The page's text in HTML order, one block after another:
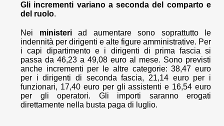
Gli incrementi variano a seconda del comparto e
del ruolo.
Nei ministeriad aumentare sono soprattutto le
indennità per dirigenti e alte figure amministrative. Per
i capi dipartimento e i dirigenti di prima fascia si
passa da 46,23 a 49,08 euro al mese. Sono previsti
anche incrementi per le altre categorie: 38,47 euro
per i dirigenti di seconda fascia, 21,14 euro per i
funzionari, 17,40 euro per gli assistenti e 16,54 euro
per gli operatori. Gli importi saranno erogati
direttamente nella busta paga di luglio.